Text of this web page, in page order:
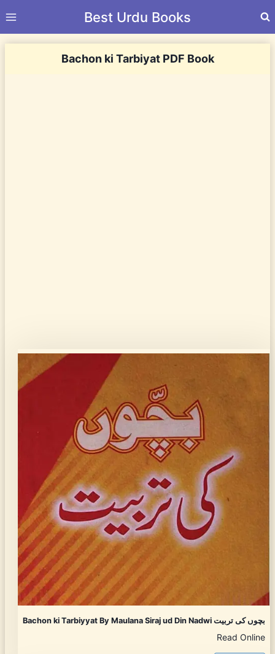
to
Best Urdu Books
Bachon ki Tarbiyat PDF Book
Bachon ki Tarbiyyat By Maulana Siraj ud Din Nadwi بچوں کی تربیت
Read Online